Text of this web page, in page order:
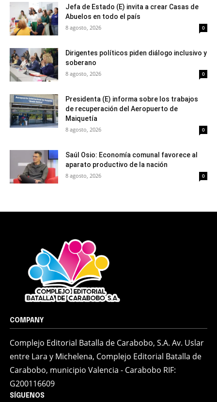
Jefa de Estado (E) invita a crear Casas de
Abuelos en todo el país
8 agosto, 2026 0
Dirigentes políticos piden diálogo inclusivo y
soberano
8 agosto, 2026 0
Presidenta (E) informa sobre los trabajos
de recuperación del Aeropuerto de
Maiquetía
8 agosto, 2026 0
Saúl Osio: Economía comunal favorece al
aparato productivo de la nación
8 agosto, 2026 0
COMPANY
Complejo Editorial Batalla de Carabobo, S.A. Av. Uslar
entre Lara y Michelena, Complejo Editorial Batalla de
Carabobo, municipio Valencia - Carabobo RIF:
G200116609
SÍGUENOS